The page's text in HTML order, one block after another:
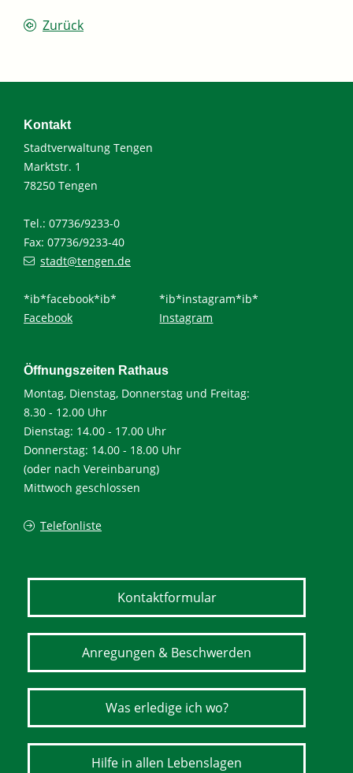
Zurück
Kontakt
Stadtverwaltung Tengen
Marktstr. 1
78250 Tengen
Tel.: 07736/9233-0
Fax: 07736/9233-40
stadt@tengen.de
*ib*facebook*ib*
Facebook
*ib*instagram*ib*
Instagram
Öffnungszeiten Rathaus
Montag, Dienstag, Donnerstag und Freitag:
8.30 - 12.00 Uhr
Dienstag: 14.00 - 17.00 Uhr
Donnerstag: 14.00 - 18.00 Uhr
(oder nach Vereinbarung)
Mittwoch geschlossen
Telefonliste
Kontaktformular
Anregungen & Beschwerden
Was erledige ich wo?
Hilfe in allen Lebenslagen